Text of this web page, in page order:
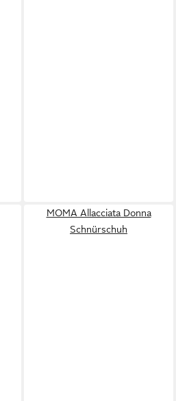
MOMA Allacciata Donna
Schnürschuh